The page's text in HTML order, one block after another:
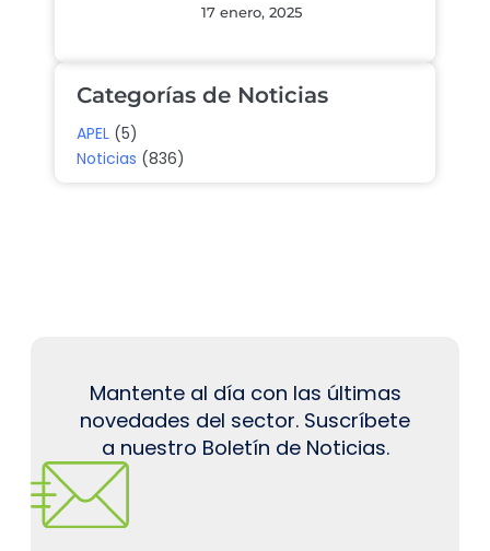
17 enero, 2025
Categorías de Noticias
APEL (5)
Noticias (836)
Mantente al día con las últimas
novedades del sector. Suscríbete
a nuestro Boletín de Noticias.